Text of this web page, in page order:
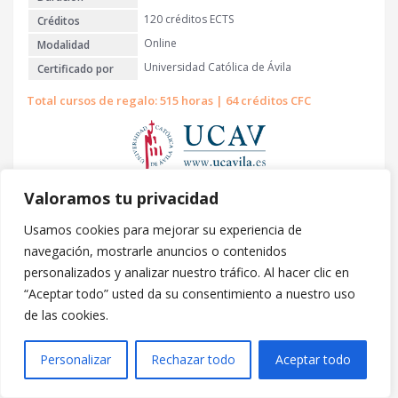
Valoramos tu privacidad
Usamos cookies para mejorar su experiencia de
navegación, mostrarle anuncios o contenidos
personalizados y analizar nuestro tráfico. Al hacer clic en
“Aceptar todo” usted da su consentimiento a nuestro uso
de las cookies.
Personalizar Rechazar todo Aceptar todo
.
.
Créditos
120 créditos ECTS
Modalidad
Online
Certificado por
Universidad Católica de Ávila
Total cursos de regalo: 515 horas | 64 créditos CFC
PRECIO 1.450€ E
p
r
e
c
o
r
600€E
p
r
e
c
o
a
c
Matricularme Ver Más